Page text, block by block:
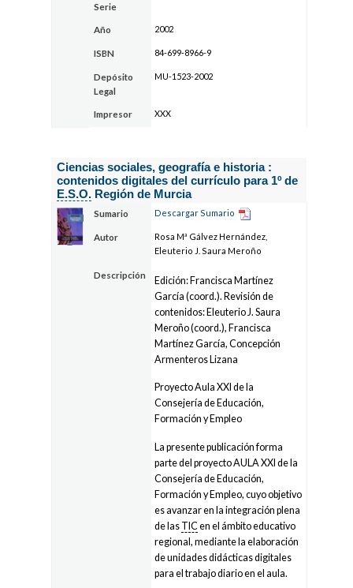
Serie
Año 2002
ISBN 84-699-8966-9
Depósito
Legal
MU-1523-2002
Impresor XXX
Ciencias sociales, geografía e historia :
contenidos digitales del currículo para 1º de
E.S.O. Región de Murcia
Sumario Descargar Sumario
Autor
Rosa Mª Gálvez Hernández,
Eleuterio J. Saura Meroño
Descripción
Edición: Francisca Martínez
García (coord.). Revisión de
contenidos: Eleuterio J. Saura
Meroño (coord.), Francisca
Martínez García, Concepción
Armenteros Lizana
Proyecto Aula XXI de la
Consejería de Educación,
Formación y Empleo
La presente publicación forma
parte del proyecto AULA XXI de la
Consejería de Educación,
Formación y Empleo, cuyo objetivo
es avanzar en la integración plena
de las TIC en el ámbito educativo
regional, mediante la elaboración
de unidades didácticas digitales
para el trabajo diario en el aula.